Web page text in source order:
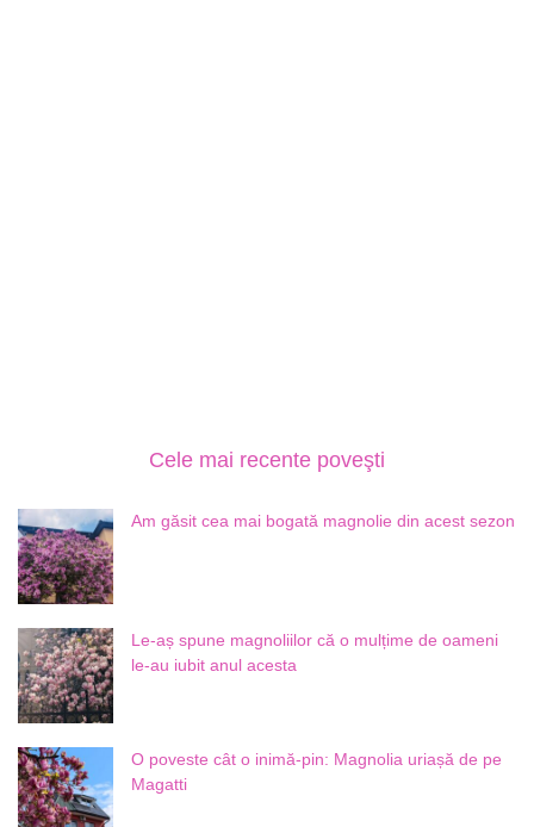
Cele mai recente poveşti
Am găsit cea mai bogată magnolie din acest sezon
Le-aș spune magnoliilor că o mulțime de oameni
le-au iubit anul acesta
O poveste cât o inimă-pin: Magnolia uriașă de pe
Magatti